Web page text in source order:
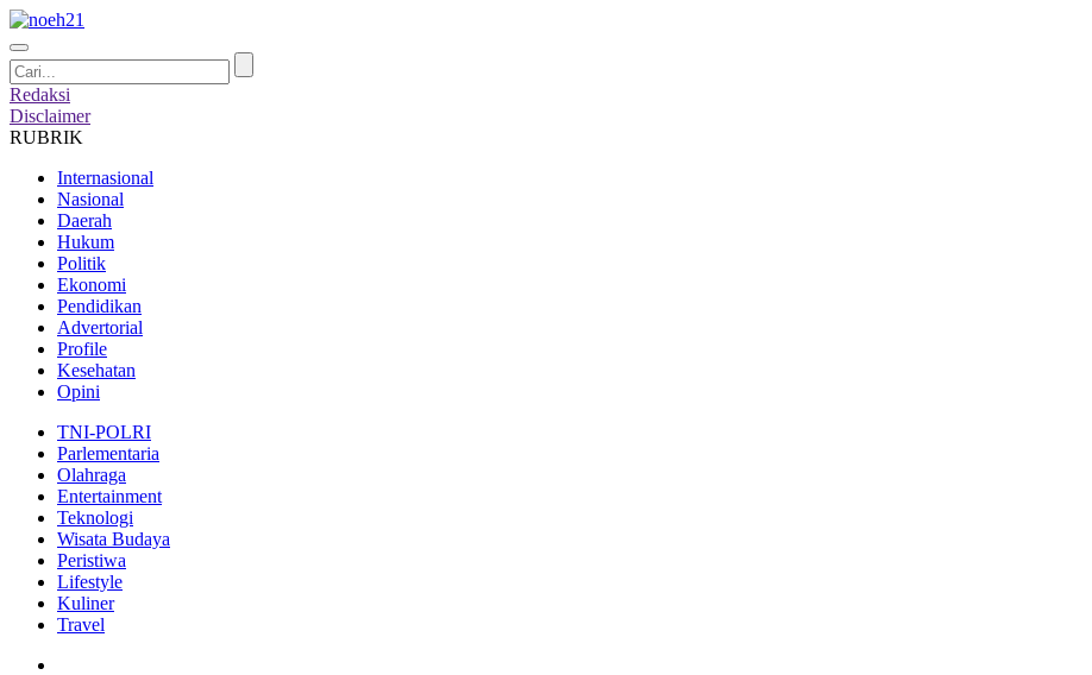
Redaksi
Disclaimer
RUBRIK
Internasional
Nasional
Daerah
Hukum
Politik
Ekonomi
Pendidikan
Advertorial
Profile
Kesehatan
Opini
TNI-POLRI
Parlementaria
Olahraga
Entertainment
Teknologi
Wisata Budaya
Peristiwa
Lifestyle
Kuliner
Travel